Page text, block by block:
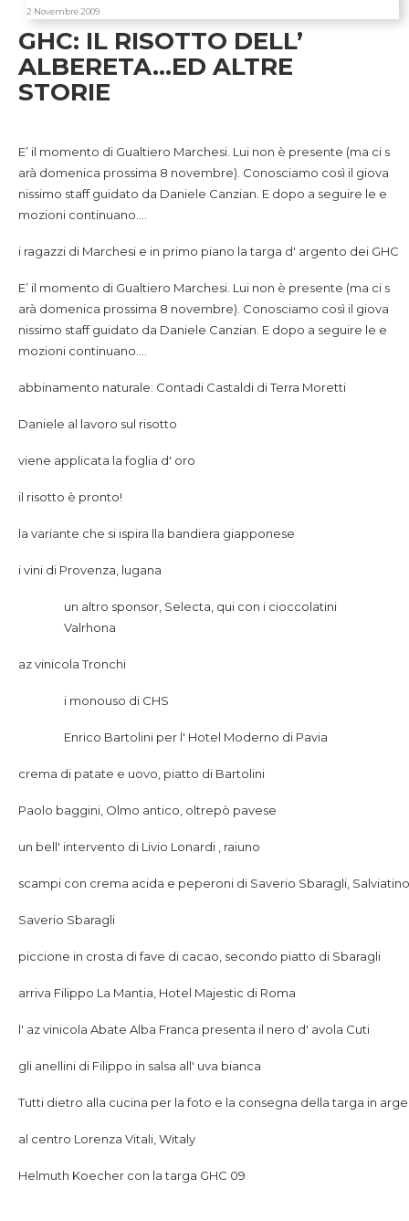
2 Novembre 2009
GHC: IL RISOTTO DELL’
ALBERETA…ED ALTRE
STORIE
i ragazzi di Marchesi e in primo piano la targa d' argen
to dei GHC
E’ il momento di Gualtiero Marchesi. Lui non è presente (ma ci s
arà domenica prossima 8 novembre). Conosciamo così il giova
nissimo staff guidato da Daniele Canzian. E dopo a seguire le e
mozioni continuano….
i ragazzi di Marchesi e in primo piano la targa d' argento dei GHC
E’ il momento di Gualtiero Marchesi. Lui non è presente (ma ci s
arà domenica prossima 8 novembre). Conosciamo così il giova
nissimo staff guidato da Daniele Canzian. E dopo a seguire le e
mozioni continuano….
abbinamento naturale: Contadi Castaldi di Terra Moretti
Daniele al lavoro sul risotto
viene applicata la foglia d' oro
il risotto è pronto!
la variante che si ispira lla bandiera giapponese
i vini di Provenza, lugana
un altro sponsor, Selecta, qui con i cioccolatini
Valrhona
az vinicola Tronchi
i monouso di CHS
Enrico Bartolini per l' Hotel Moderno di Pavia
crema di patate e uovo, piatto di Bartolini
Paolo baggini, Olmo antico, oltrepò pavese
un bell' intervento di Livio Lonardi , raiuno
scampi con crema acida e peperoni di Saverio Sbaragli,
Saverio Sbaragli
piccione in crosta di fave di cacao, secondo piatto di Sbaragli
arriva Filippo La Mantia, Hotel Majestic di Roma
l' az vinicola Abate Alba Franca presenta il nero d' avola Cuti
gli anellini di Filippo in salsa all' uva bianca
Tutti dietro alla cucina per la foto e la consegna della targa in
al centro Lorenza Vitali, Witaly
Helmuth Koecher con la targa GHC 09